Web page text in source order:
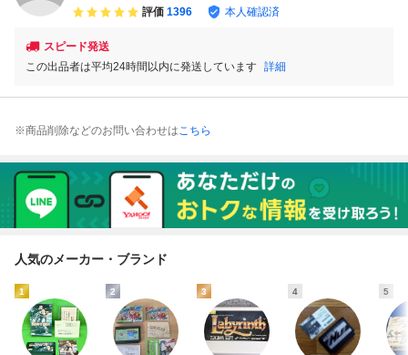
評価 1396 本人確認済
スピード発送
この出品者は平均24時間以内に発送しています 詳細
※商品削除などのお問い合わせはこちら
人気のメーカー・ブランド
1 2 3 4 5